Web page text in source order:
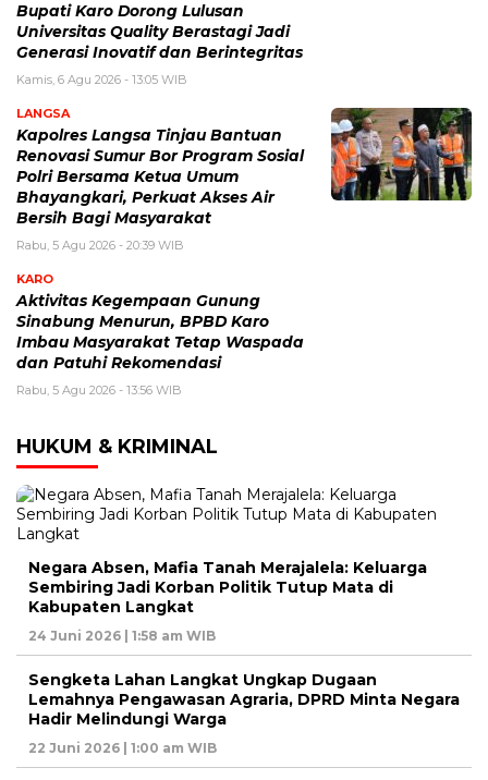
Bupati Karo Dorong Lulusan
Universitas Quality Berastagi Jadi
Generasi Inovatif dan Berintegritas
Kamis, 6 Agu 2026 - 13:05 WIB
LANGSA
Kapolres Langsa Tinjau Bantuan
Renovasi Sumur Bor Program Sosial
Polri Bersama Ketua Umum
Bhayangkari, Perkuat Akses Air
Bersih Bagi Masyarakat
Rabu, 5 Agu 2026 - 20:39 WIB
KARO
Aktivitas Kegempaan Gunung
Sinabung Menurun, BPBD Karo
Imbau Masyarakat Tetap Waspada
dan Patuhi Rekomendasi
Rabu, 5 Agu 2026 - 13:56 WIB
HUKUM & KRIMINAL
Negara Absen, Mafia Tanah Merajalela: Keluarga
Sembiring Jadi Korban Politik Tutup Mata di
Kabupaten Langkat
24 Juni 2026 | 1:58 am WIB
Sengketa Lahan Langkat Ungkap Dugaan
Lemahnya Pengawasan Agraria, DPRD Minta Negara
Hadir Melindungi Warga
22 Juni 2026 | 1:00 am WIB